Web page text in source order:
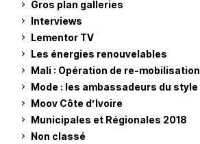
Gros plan galleries
Interviews
Lementor TV
Les énergies renouvelables
Mali : Opération de re-mobilisation
Mode : les ambassadeurs du style
Moov Côte d’Ivoire
Municipales et Régionales 2018
Non classé